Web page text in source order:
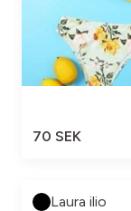
70 SEK
Laura ilio